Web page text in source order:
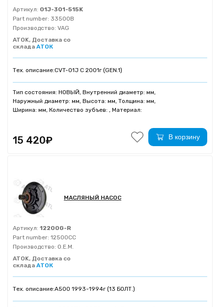
Артикул: 01J-301-515K
Part number: 33500B
Производство: VAG
ATOK, Доставка со
склада АТОК
Тех. описание:CVT-01J С 2001г (GEN.1)
Тип состояния: НОВЫЙ, Внутренний диаметр: мм,
Наружный диаметр: мм, Высота: мм, Толщина: мм,
Ширина: мм, Количество зубъев: , Материал:
15 420₽ В корзину
МАСЛЯНЫЙ НАСОС
Артикул: 12200G-R
Part number: 12500СС
Производство: O.E.M.
ATOK, Доставка со
склада АТОК
Тех. описание:A500 1993-1994г (13 БОЛТ.)